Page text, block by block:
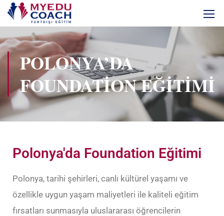
POLONYA’DA
FOUNDATION EĞITIMI
Polonya'da Foundation Eğitimi
Polonya, tarihi şehirleri, canlı kültürel yaşamı ve
özellikle uygun yaşam maliyetleri ile kaliteli eğitim
fırsatları sunmasıyla uluslararası öğrencilerin